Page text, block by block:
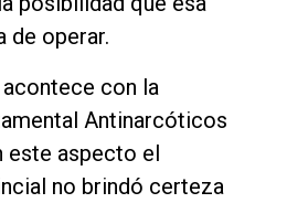
de operar.
con la
Antinarcóticos
este aspecto el
no brindó certeza